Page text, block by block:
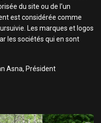
du site ou de l’un
est considérée comme
Les marques et logos
les sociétés qui en sont
Asna, Président